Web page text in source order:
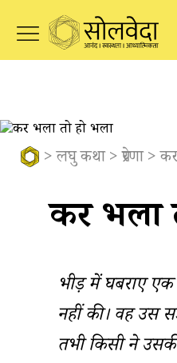
>लघु कथा>प्रेरणा>
कर भला
भीड़ में घबराए
नहीं की। वह उस
तभी किसी ने